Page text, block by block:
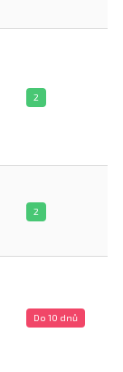
2
2
Do 10 dnů